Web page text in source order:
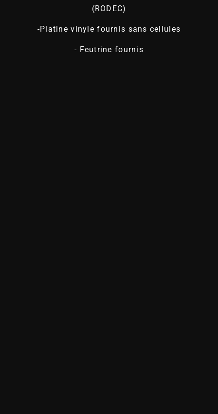
(RODEC)
-Platine vinyle fournis sans cellules
- Feutrine fournis